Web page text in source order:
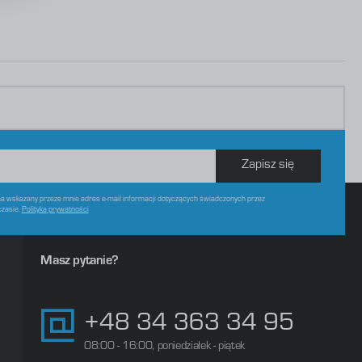
Zapisz się
wskazany przeze mnie adres e-mail informacji dotyczących świadczonych przez
Polityka prywatności
Masz pytanie?
+48 34 363 34 95
08:00 - 16:00, poniedziałek - piątek